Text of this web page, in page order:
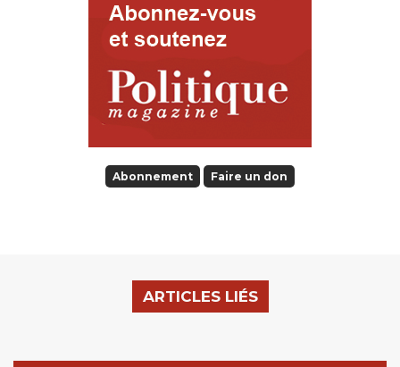
Abonnement Faire un don
ARTICLES LIÉS